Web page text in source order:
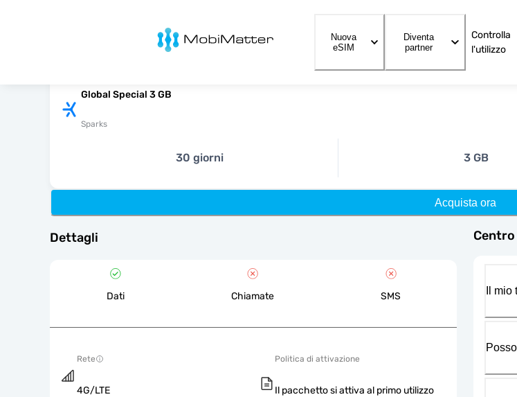
MobiMatter
Nuova
eSIM
Diventa
partner
Controlla
l'utilizzo
Global Special 3 GB
Sparks
30 giorni 3 GB
Acquista ora
Dettagli
Dati Chiamate SMS
Rete
4G/LTE
Politica di attivazione
Il pacchetto si attiva al primo utilizzo
Il